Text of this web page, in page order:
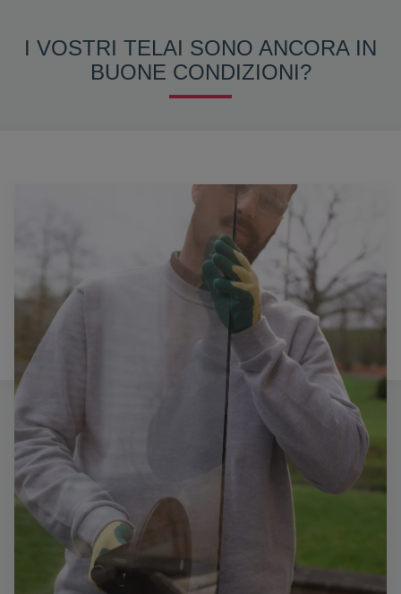
I VOSTRI TELAI SONO ANCORA IN
BUONE CONDIZIONI?